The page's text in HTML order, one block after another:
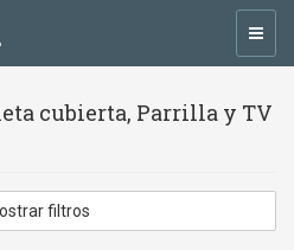
cubierta, Parrilla y TV
filtros